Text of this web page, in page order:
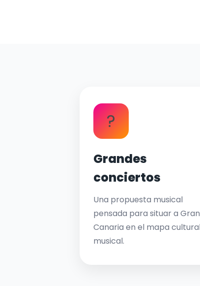
?
Grandes
conciertos
Una propuesta musical
pensada para situar a Gran
Canaria en el mapa
musical.